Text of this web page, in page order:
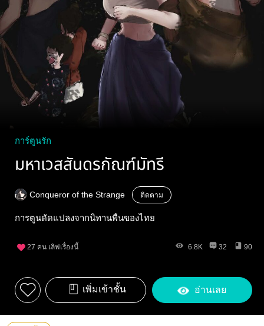
การ์ตูนรัก
มหาเวสสันดรกัณฑ์มัทรี
Conqueror of the Strange ติดตาม
การตูนดัดแปลงจากนิทานพื้นของไทย
27 คน เลิฟเรื่องนี้ 6.8K 32 90
เพิ่มเข้าชั้น อ่านเลย